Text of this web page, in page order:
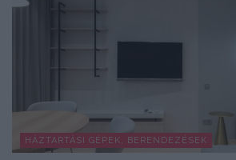
HÁZTARTÁSI GÉPEK, BERENDEZÉSEK